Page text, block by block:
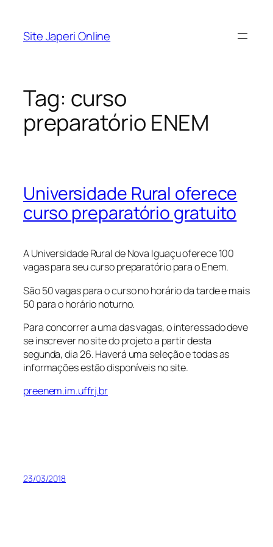
Site Japeri Online
Tag: curso
preparatório ENEM
Universidade Rural oferece
curso preparatório gratuito
A Universidade Rural de Nova Iguaçu oferece 100
vagas para seu curso preparatório para o Enem.
São 50 vagas para o curso no horário da tarde e mais
50 para o horário noturno.
Para concorrer a uma das vagas, o interessado deve
se inscrever no site do projeto a partir desta
segunda, dia 26. Haverá uma seleção e todas as
informações estão disponíveis no site.
preenem.im.uffrj.br
23/03/2018